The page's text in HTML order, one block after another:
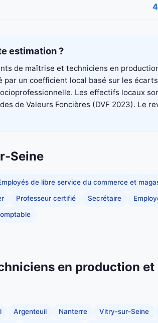
estimation ?
de maîtrise et techniciens en
par un coefficient local basé sur les
Les effectifs locaux
de Valeurs Foncières (DVF 2023). Le
Seine
de libre service du commerce et
Professeur certifié Secrétaire
en production
Argenteuil Nanterre Vitry-sur-Seine